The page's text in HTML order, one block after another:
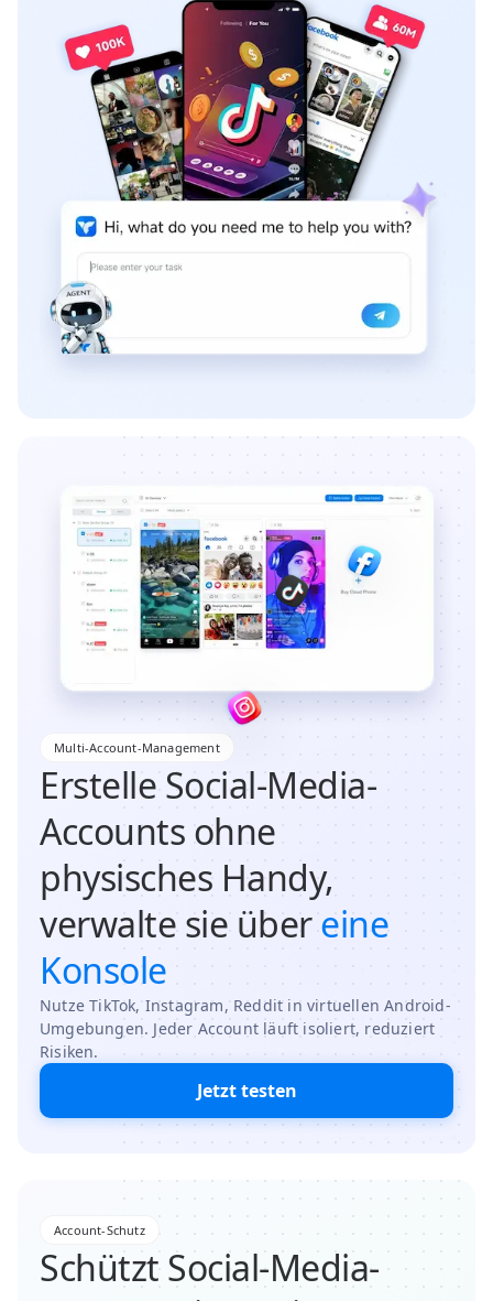
Multi-Account-Management
Erstelle Social-Media-
Accounts ohne
physisches Handy,
verwalte sie übereine
Konsole
Nutze TikTok, Instagram, Reddit in virtuellen Android-
Umgebungen. Jeder Account läuft isoliert, reduziert
Risiken.
Jetzt testen
Account-Schutz
Schützt Social-Media-